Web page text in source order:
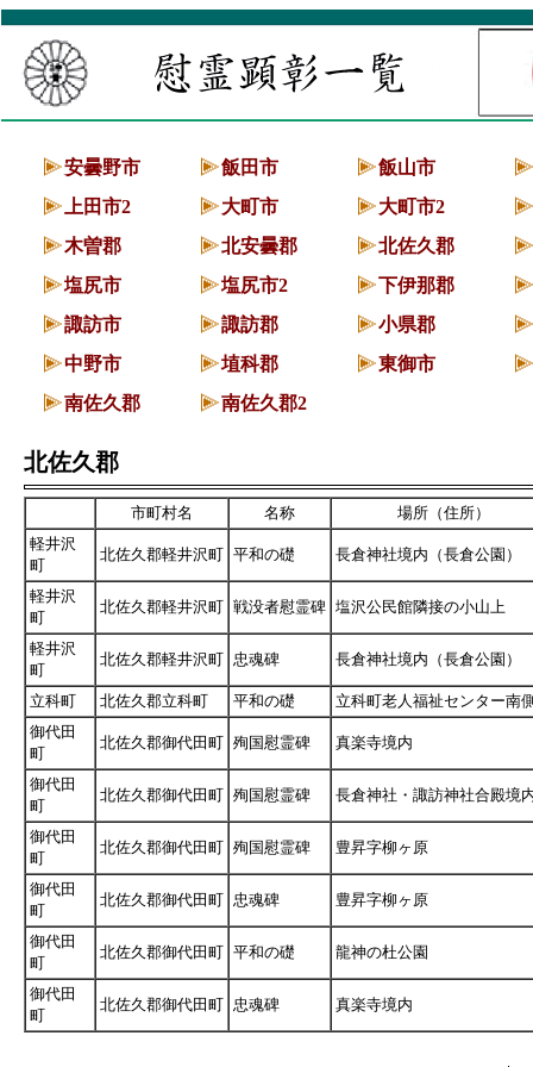
安曇野市 飯田市
飯山市
上田市2
大町市
大町市2
木曽郡
北安曇郡
北佐久郡
塩尻市
塩尻市2
下伊那郡
諏訪市
諏訪郡
小県郡
中野市
埴科郡
東御市
南佐久郡
南佐久郡2
北佐久郡
市町村名 名称
場所（住所）
軽井沢
町
北佐久郡軽井沢町 平和の礎 長倉神社境内（長倉公園）
軽井沢
町
北佐久郡軽井沢町 戦没者慰霊碑 塩沢公民館隣接の小山上
軽井沢
町
北佐久郡軽井沢町 忠魂碑 長倉神社境内（長倉公園）
立科町 北佐久郡立科町 平和の礎
立科町老人福祉センター南
御代田
町
北佐久郡御代田町 殉国慰霊碑 真楽寺境内
御代田
町
北佐久郡御代田町 殉国慰霊碑 長倉神社・諏訪神社合殿境
御代田
町
北佐久郡御代田町 殉国慰霊碑 豊昇字柳ヶ原
御代田
町
北佐久郡御代田町 忠魂碑 豊昇字柳ヶ原
御代田
町
北佐久郡御代田町 平和の礎 龍神の杜公園
御代田
町
北佐久郡御代田町 忠魂碑 真楽寺境内